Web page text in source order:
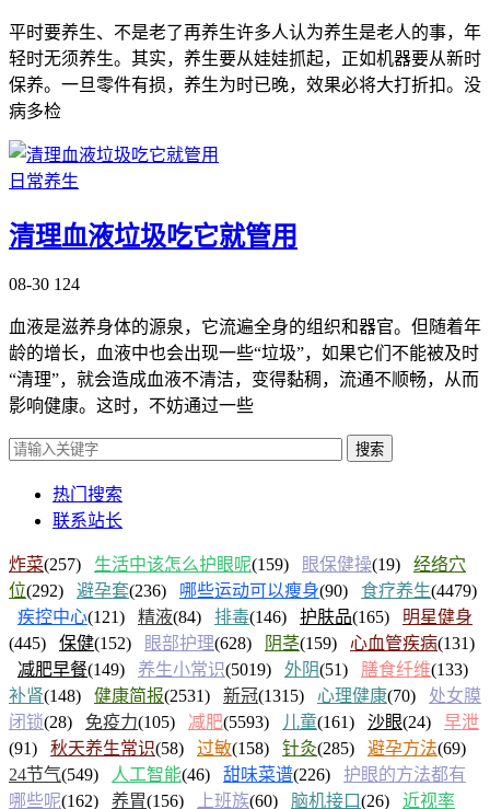
平时要养生、不是老了再养生许多人认为养生是老人的事，年
轻时无须养生。其实，养生要从娃娃抓起，正如机器要从新时
保养。一旦零件有损，养生为时已晚，效果必将大打折扣。没
病多检
日常养生
清理血液垃圾吃它就管用
08-30 124
血液是滋养身体的源泉，它流遍全身的组织和器官。但随着年
龄的增长，血液中也会出现一些“垃圾”，如果它们不能被及时
“清理”，就会造成血液不清洁，变得黏稠，流通不顺畅，从而
影响健康。这时，不妨通过一些
搜索
热门搜索
联系站长
炸菜(257) 生活中该怎么护眼呢(159) 眼保健操(19) 经络穴
位(292) 避孕套(236) 哪些运动可以瘦身(90) 食疗养生(4479)
疾控中心(121) 精液(84) 排毒(146) 护肤品(165) 明星健身
(445) 保健(152) 眼部护理(628) 阴茎(159) 心血管疾病(131)
减肥早餐(149) 养生小常识(5019) 外阴(51) 膳食纤维(133)
补肾(148) 健康简报(2531) 新冠(1315) 心理健康(70) 处女膜
闭锁(28) 免疫力(105) 减肥(5593) 儿童(161) 沙眼(24) 早泄
(91) 秋天养生常识(58) 过敏(158) 针灸(285) 避孕方法(69)
24节气(549) 人工智能(46) 甜味菜谱(226) 护眼的方法都有
哪些呢(162) 养胃(156) 上班族(60) 脑机接口(26) 近视率